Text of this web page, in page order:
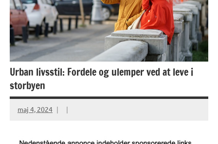
Urban livsstil: Fordele og ulemper ved at leve i
storbyen
maj 4, 2024